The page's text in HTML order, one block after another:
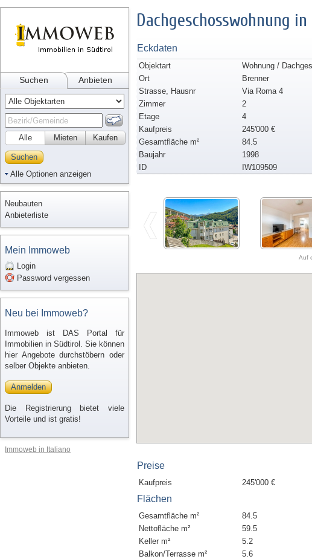
Suchen Anbieten
Alle Kaufen
Mieten
Suchen
Alle Optionen anzeigen
Neubauten
Anbieterliste
Mein Immoweb
Login
Password vergessen
Neu bei Immoweb?
Immoweb ist DAS Portal für
Immobilien in Südtirol. Sie können
hier Angebote durchstöbern oder
selber Objekte anbieten.
Anmelden
Die Registrierung bietet viele
Vorteile und ist gratis!
Immoweb in Italiano
Dachgeschosswohnung in
Eckdaten
Objektart
Wohnung /
Ort
Brenner
Strasse, Hausnr
Via Roma 4
Zimmer
2
Etage
4
Kaufpreis
245'000 €
Gesamtfläche m²
84.5
Baujahr
1998
ID
IW109509
Auf
Preise
Kaufpreis 245'000 €
Flächen
Gesamtfläche m²
84.5
Nettofläche m²
59.5
Keller m²
5.2
Balkon/Terrasse m²
5.6